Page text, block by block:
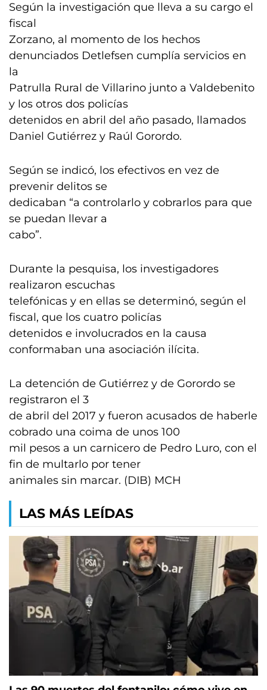
Según la investigación que lleva a su cargo el
fiscal
Zorzano, al momento de los hechos
denunciados Detlefsen cumplía servicios en
la
Patrulla Rural de Villarino junto a Valdebenito
y los otros dos policías
detenidos en abril del año pasado, llamados
Daniel Gutiérrez y Raúl Gorordo.
Según se indicó, los efectivos en vez de
prevenir delitos se
dedicaban “a controlarlo y cobrarlos para que
se puedan llevar a
cabo”.
Durante la pesquisa, los investigadores
realizaron escuchas
telefónicas y en ellas se determinó, según el
fiscal, que los cuatro policías
detenidos e involucrados en la causa
conformaban una asociación ilícita.
La detención de Gutiérrez y de Gorordo se
registraron el 3
de abril del 2017 y fueron acusados de haberle
cobrado una coima de unos 100
mil pesos a un carnicero de Pedro Luro, con el
fin de multarlo por tener
animales sin marcar. (DIB) MCH
LAS MÁS LEÍDAS